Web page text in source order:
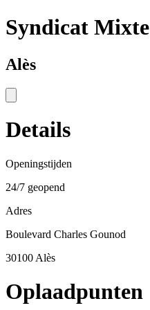
Syndicat
Alès
Details
Openingstijden
24/7 geopend
Adres
Boulevard Charles Gounod
30100 Alès
Oplaadpunten